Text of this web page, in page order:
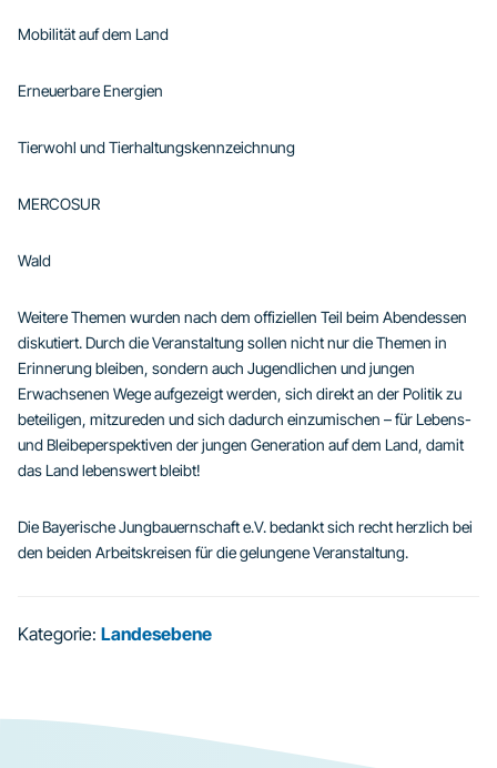
Mobilität auf dem Land
Erneuerbare Energien
Tierwohl und Tierhaltungskennzeichnung
MERCOSUR
Wald
Weitere Themen wurden nach dem offiziellen Teil beim Abendessen
diskutiert. Durch die Veranstaltung sollen nicht nur die Themen in
Erinnerung bleiben, sondern auch Jugendlichen und jungen
Erwachsenen Wege aufgezeigt werden, sich direkt an der Politik zu
beteiligen, mitzureden und sich dadurch einzumischen – für Lebens-
und Bleibeperspektiven der jungen Generation auf dem Land, damit
das Land lebenswert bleibt!
Die Bayerische Jungbauernschaft e.V. bedankt sich recht herzlich bei
den beiden Arbeitskreisen für die gelungene Veranstaltung.
Kategorie: Landesebene